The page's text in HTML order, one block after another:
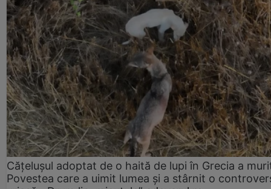
Cățelușul adoptat de o haită de lupi în Grecia a
Povestea care a uimit lumea și a stârnit o